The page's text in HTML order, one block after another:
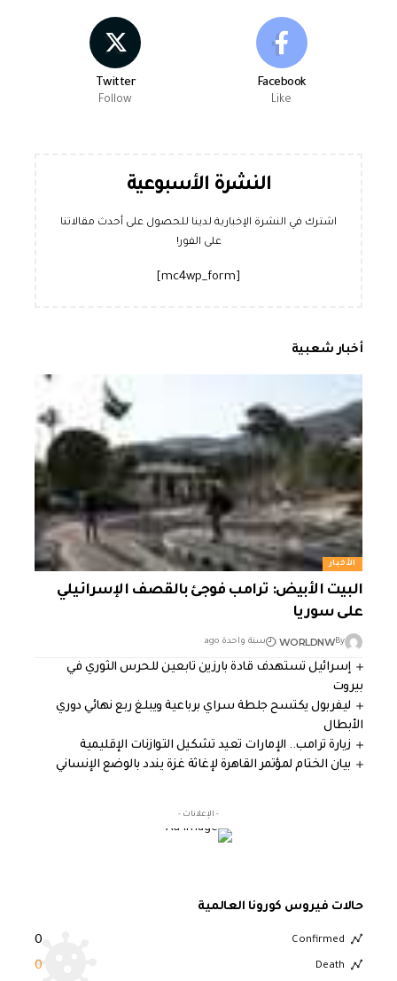
Facebook
Like
Twitter
Follow
النشرة الأسبوعية
اشترك في النشرة الإخبارية لدينا للحصول على أحدث مقالاتنا
على الفور!
أخبار شعبية
الأخبار
البيت الأبيض: ترامب فوجئ بالقصف الإسرائيلي
على سوريا
By
WORLDNW سنة واحدة ago
إسرائيل تستهدف قادة بارزين تابعين للحرس الثوري في
بيروت
ليفربول يكتسح جلطة سراي برباعية ويبلغ ربع نهائي دوري
الأبطال
زيارة ترامب.. الإمارات تعيد تشكيل التوازنات الإقليمية
بيان الختام لمؤتمر القاهرة لإغاثة غزة يندد بالوضع الإنساني
- الإعلانات -
حالات فيروس كورونا العالمية
Confirmed
0
Death
0